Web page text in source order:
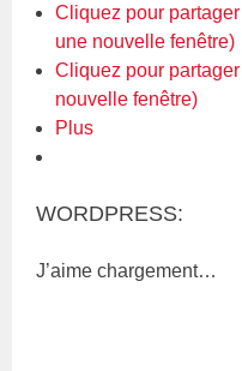
Cliquez pour
une nouvelle fenêtre)
Cliquez pour
nouvelle fenêtre)
Plus
WORDPRESS:
J’aime chargement…